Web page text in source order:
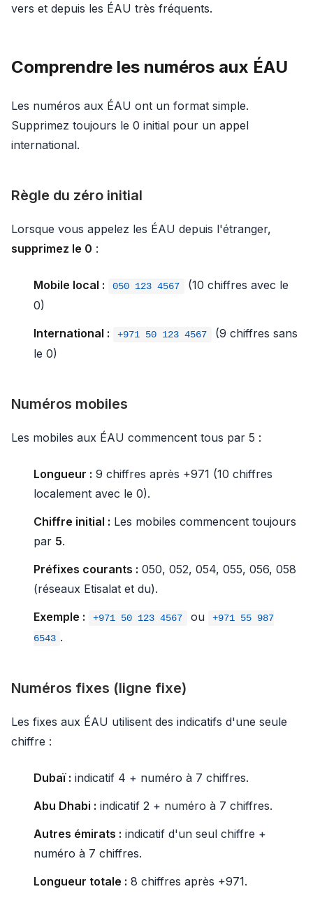
vers et depuis les ÉAU très fréquents.
Comprendre les numéros aux ÉAU
Les numéros aux ÉAU ont un format simple.
Supprimez toujours le 0 initial pour un appel
international.
Règle du zéro initial
Lorsque vous appelez les ÉAU depuis l'étranger,
supprimez le 0 :
Mobile local : 050 123 4567
(10 chiffres avec le
0)
International :
+971 50 123 4567
(9 chiffres sans
le 0)
Numéros mobiles
Les mobiles aux ÉAU commencent tous par 5 :
Longueur : 9 chiffres après +971 (10 chiffres
localement avec le 0).
Chiffre initial : Les mobiles commencent toujours
par 5.
Préfixes courants : 050, 052, 054, 055, 056, 058
(réseaux Etisalat et du).
Exemple :
+971 50 123 4567 ou
+971 55 987
6543 .
Numéros fixes (ligne fixe)
Les fixes aux ÉAU utilisent des indicatifs d'une seule
chiffre :
Dubaï : indicatif 4 + numéro à 7 chiffres.
Abu Dhabi : indicatif 2 + numéro à 7 chiffres.
Autres émirats : indicatif d'un seul chiffre +
numéro à 7 chiffres.
Longueur totale : 8 chiffres après +971.